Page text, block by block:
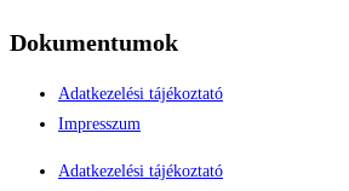
Dokumentumok
Adatkezelési tájékoztató
Impresszum
Adatkezelési tájékoztató